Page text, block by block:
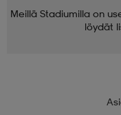
Meillä Stadiumilla on
löydät